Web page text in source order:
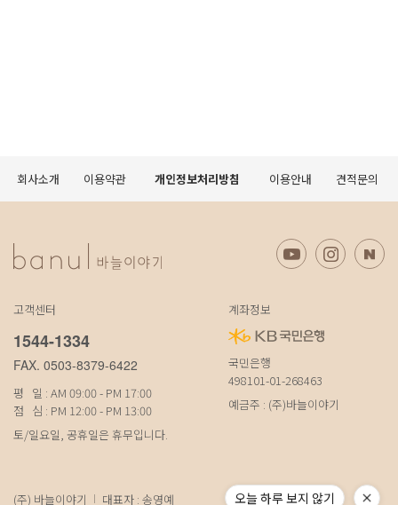
회사소개 이용약관 개인정보처리방침 이용안내 견적문의
고객센터
1544-1334
FAX. 0503-8379-6422
평 일 : AM 09:00 - PM 17:00
점 심 : PM 12:00 - PM 13:00
토/일요일, 공휴일은 휴무입니다.
계좌정보
국민은행
498101-01-268463
예금주 : (주)바늘이야기
(주) 바늘이야기 대표자 : 송영예 오늘 하루 보지 않기